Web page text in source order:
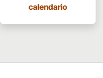
calendario